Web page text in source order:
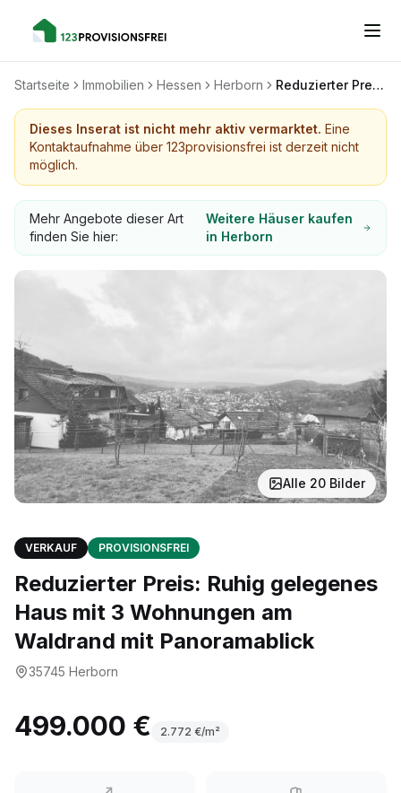
Startseite Immobilien Hessen Herborn Reduzierter Preis: Ruhig gelegenes Haus mit 3 Wohnungen am Waldrand mit Panoramablick
Dieses Inserat ist nicht mehr aktiv vermarktet. Eine
Kontaktaufnahme über 123provisionsfrei ist derzeit nicht
möglich.
Mehr Angebote dieser Art
finden Sie hier:
Weitere Häuser kaufen
in Herborn
Alle 20 Bilder
VERKAUF PROVISIONSFREI
Reduzierter Preis: Ruhig gelegenes
Haus mit 3 Wohnungen am
Waldrand mit Panoramablick
35745 Herborn
499.000 € 2.772 €/m²